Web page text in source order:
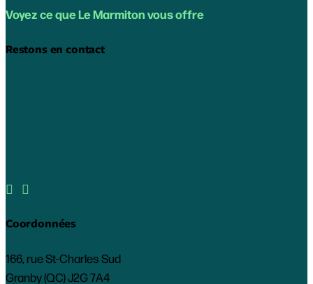
Voyez ce que Le Marmiton vous offre
Restons en contact
 
Coordonnées
166, rue St-Charles Sud
Granby (QC) J2G 7A4